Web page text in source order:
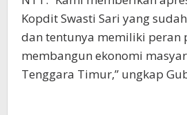
Kopdit Swasti Sari yang
dan tentunya memiliki peran
membangun ekonomi
Tenggara Timur,” ungkap